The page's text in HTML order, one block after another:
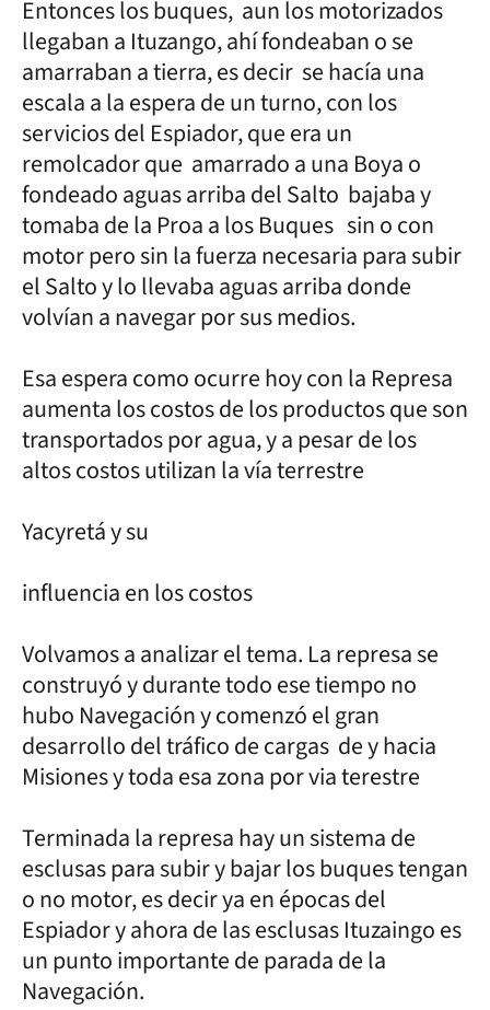
Entonces los buques, aun los motorizados
llegaban a Ituzango, ahí fondeaban o se
amarraban a tierra, es decir se hacía una
escala a la espera de un turno, con los
servicios del Espiador, que era un
remolcador que amarrado a una Boya o
fondeado aguas arriba del Salto bajaba y
tomaba de la Proa a los Buques sin o con
motor pero sin la fuerza necesaria para subir
el Salto y lo llevaba aguas arriba donde
volvían a navegar por sus medios.
Esa espera como ocurre hoy con la Represa
aumenta los costos de los productos que son
transportados por agua, y a pesar de los
altos costos utilizan la vía terrestre
Yacyretá y su
influencia en los costos
Volvamos a analizar el tema. La represa se
construyó y durante todo ese tiempo no
hubo Navegación y comenzó el gran
desarrollo del tráfico de cargas de y hacia
Misiones y toda esa zona por via terestre
Terminada la represa hay un sistema de
esclusas para subir y bajar los buques tengan
o no motor, es decir ya en épocas del
Espiador y ahora de las esclusas Ituzaingo es
un punto importante de parada de la
Navegación.